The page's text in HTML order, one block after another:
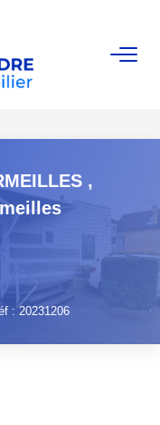
,
: 20231206